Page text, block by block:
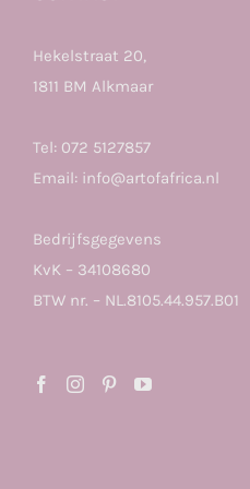
Hekelstraat 20,
1811 BM Alkmaar
Tel: 072 5127857
Email: info@artofafrica.nl
Bedrijfsgegevens
KvK – 34108680
BTW nr. – NL.8105.44.957.B01